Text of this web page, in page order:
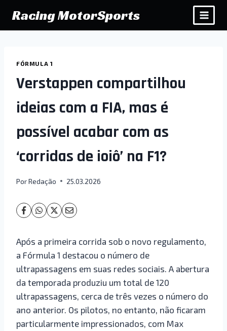
para
o
Racing MotorSports
FÓRMULA 1
Verstappen compartilhou
ideias com a FIA, mas é
possível acabar com as
‘corridas de ioiô’ na F1?
PorRedação 25.03.2026
Após a primeira corrida sob o novo regulamento,
a Fórmula 1 destacou o número de
ultrapassagens em suas redes sociais. A abertura
da temporada produziu um total de 120
ultrapassagens, cerca de três vezes o número do
ano anterior. Os pilotos, no entanto, não ficaram
particularmente impressionados, com Max